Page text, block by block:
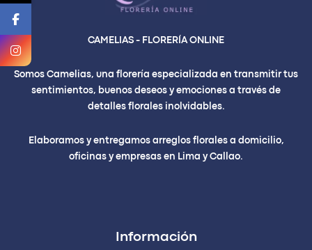
CAMELIAS - FLORERÍA ONLINE
Somos Camelias, una florería especializada en transmitir tus
sentimientos, buenos deseos y emociones a través de
detalles florales inolvidables.
Elaboramos y entregamos arreglos florales a domicilio,
oficinas y empresas en Lima y Callao.
Información